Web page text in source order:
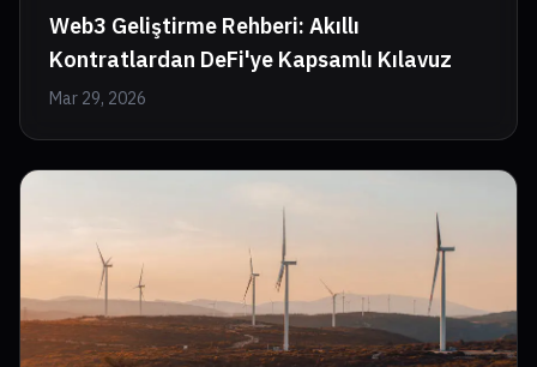
Web3 Geliştirme Rehberi: Akıllı
Kontratlardan DeFi'ye Kapsamlı Kılavuz
Mar 29, 2026